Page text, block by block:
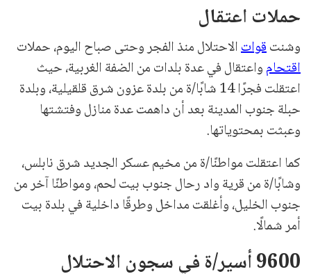
حملات اعتقال
وشنتقواتالاحتلال منذ الفجر وحتى صباح اليوم، حملات
اقتحامواعتقال في عدة بلدات من الضفة الغربية، حيث
اعتقلت فجرًا 14 شابًا/ة من بلدة عزون شرق قلقيلية، وبلدة
حبلة جنوب المدينة بعد أن داهمت عدة منازل وفتشتها
وعبثت بمحتوياتها.
كما اعتقلت مواطنًا/ة من مخيم عسكر الجديد شرق نابلس،
وشابًا/ة من قرية واد رحال جنوب بيت لحم، ومواطنًا آخر من
جنوب الخليل، وأغلقت مداخل وطرقًا داخلية في بلدة بيت
أمر شمالًا.
9600 أسير/ة في سجون الاحتلال